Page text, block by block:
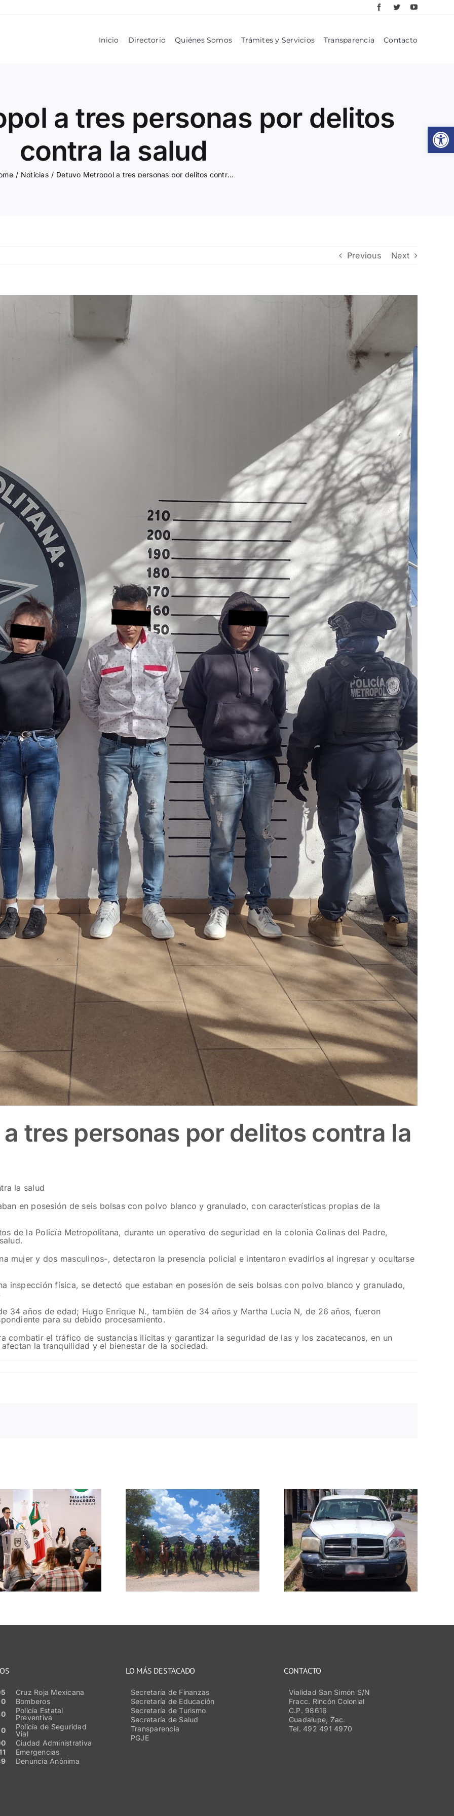
Abrir
Inicio Directorio Quiénes Somos Trámites y Servicios Transparencia Contacto
a tres personas por delitos
contra la salud
/ Noticias / Detuvo Metropol a tres personas por delitos contra la salud
Previous Next
tres personas por delitos contra la
la salud
en posesión de seis bolsas con polvo blanco y granulado, con características propias de la
de la Policía Metropolitana, durante un operativo de seguridad en la colonia Colinas del Padre,
mujer y dos masculinos-, detectaron la presencia policial e intentaron evadirlos al ingresar y ocultarse
inspección física, se detectó que estaban en posesión de seis bolsas con polvo blanco y granulado,
34 años de edad; Hugo Enrique N., también de 34 años y Martha Lucía N, de 26 años, fueron
para su debido procesamiento.
combatir el tráfico de sustancias ilícitas y garantizar la seguridad de las y los zacatecanos, en un
la tranquilidad y el bienestar de la sociedad.
Fortalecen
seguridad durante
actividades
religiosas,
tradicionales y de
convivencia en
Zacatecas
Asegura FRIZ una
camioneta con
reporte de robo en
Villanueva
Cruz Roja Mexicana
Bomberos
Policía Estatal
Preventiva
Policía de Seguridad
Vial
Ciudad Administrativa
Emergencias
Denuncia Anónima
LO MÁS DESTACADO
Secretaría de Finanzas
Secretaría de Educación
Secretaría de Turismo
Secretaría de Salud
Transparencia
PGJE
CONTACTO
Vialidad San Simón S/N
Fracc. Rincón Colonial
C.P. 98616
Guadalupe, Zac.
Tel. 492 491 4970